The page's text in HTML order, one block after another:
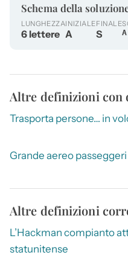
Schema della
LUNGHEZZA
6 lettere
INIZIALE
A
FINALE
S
Altre definizioni con
Trasporta persone… in
Grande aereo passeggeri
Altre definizioni
L’Hackman compianto
statunitense